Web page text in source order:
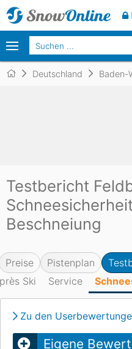
Deutschland Baden-
Testbericht
Beschneiung
Preise Pistenplan
Ski
Service
Zu den
Eigene